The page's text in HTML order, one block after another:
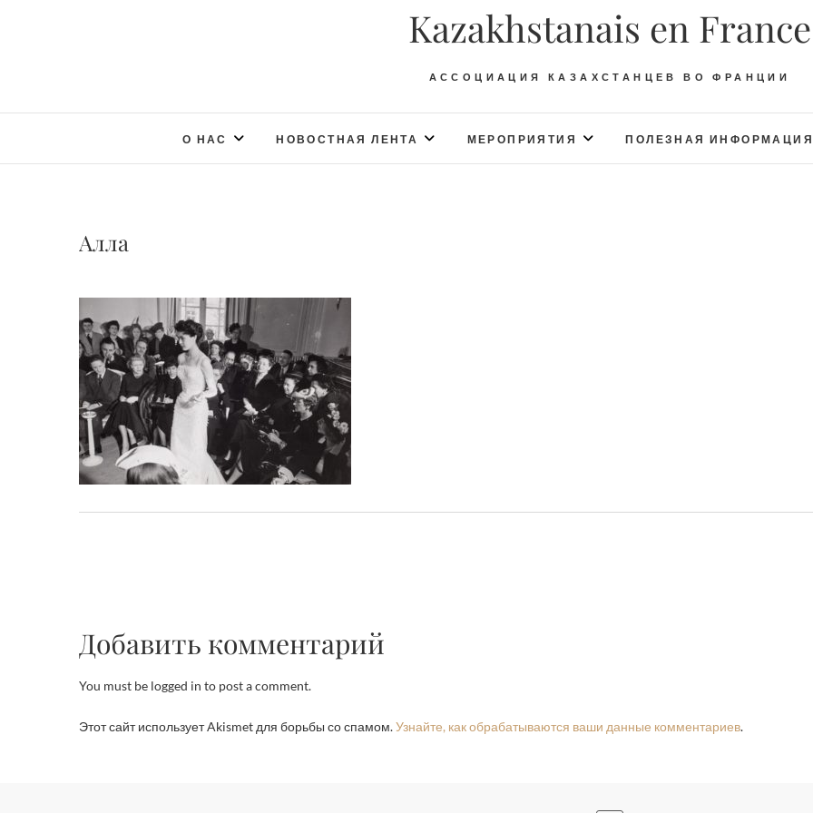
Kazakhstanais en France
АССОЦИАЦИЯ КАЗАХСТАНЦЕВ ВО ФРАНЦИИ
О НАС НОВОСТНАЯ ЛЕНТА МЕРОПРИЯТИЯ ПОЛЕЗНАЯ ИНФОРМАЦИЯ
Алла
Добавить комментарий
You must be logged in to post a comment.
Этот сайт использует Akismet для борьбы со спамом.Узнайте, как обрабатываются ваши данные комментариев.